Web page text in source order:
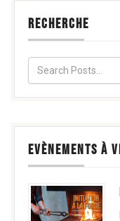
RECHERCHE
EVÈNEMENTS À